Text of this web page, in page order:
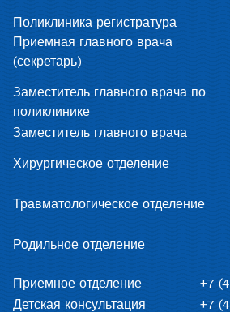
Поликлиника регистратура
Приемная главного врача
(секретарь)
Заместитель главного врача по
поликлинике
Заместитель главного врача
Хирургическое отделение
Травматологическое отделение
Родильное отделение
Приемное отделение
+7
Детская консультация
+7